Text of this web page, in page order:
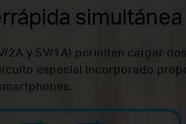
simultánea
2A y 5V/1A) permiten cargar
especial incorporado